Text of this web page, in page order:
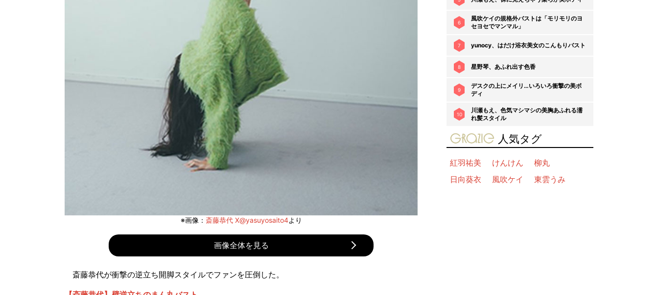
※画像： 斎藤恭代 X@yasuyosaito4より
画像全体を見る
斎藤恭代が衝撃の逆立ち開脚スタイルでファンを圧倒した。
6
風吹ケイの規格外バストは「モリモリのヨ
セヨセでマンマル」
7 yunocy、はだけ浴衣美女のこんもりバスト
8 星野琴、あふれ出す色香
9
デスクの上にメイリ…いろいろ衝撃の美ボ
ディ
10
川瀬もえ、色気マシマシの美胸あふれる濡
れ髪スタイル
gravure-grazie
人気タグ
紅羽祐美 けんけん
柳丸
日向葵衣
風吹ケイ 東雲うみ